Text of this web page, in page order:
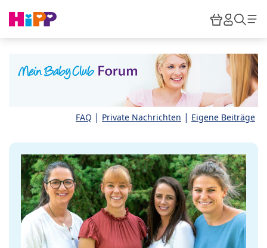
HiPP
FAQ | Private Nachrichten | Eigene Beiträge